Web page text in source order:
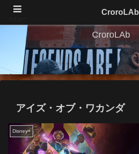
CroroLAb
アイズ・オブ・ワカンダ
Disney+
CroroLAb